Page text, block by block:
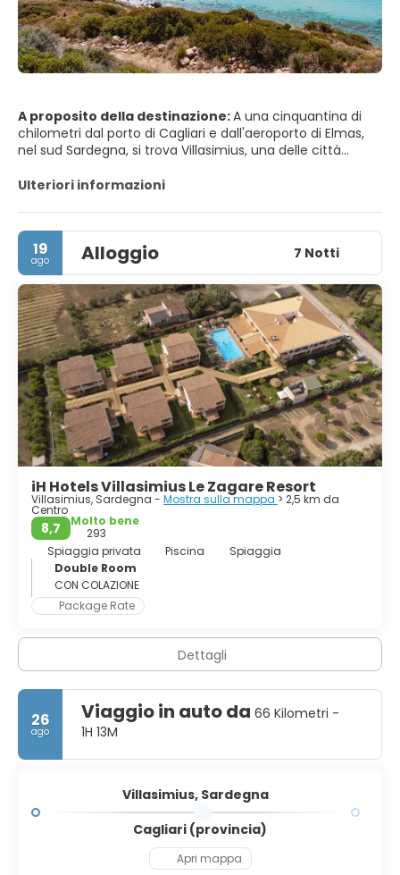
A proposito della destinazione:A una cinquantina di
chilometri dal porto di Cagliari e dall'aeroporto di Elmas,
nel sud Sardegna, si trova Villasimius, una delle città
notorietà è indiscutibile: la sua costa offre un insieme
profumi intensi di mirto, enebro e retama oltre a una
capacità di accogliere turisti che si adatta a tutti i tipi di
richieste.
Ulteriori informazioni
19
ago Alloggio 7 Notti
iH Hotels Villasimius Le Zagare Resort
Villasimius, Sardegna - Mostra sulla mappa > 2,5 km da
Centro
8,7
Molto bene
293
Spiaggia privata
Piscina
Spiaggia
Double Room
CON COLAZIONE
Package Rate
Dettagli
26
ago
Viaggio in auto da 66 Kilometri -
1H 13M
Villasimius, Sardegna
Cagliari (provincia)
Apri mappa